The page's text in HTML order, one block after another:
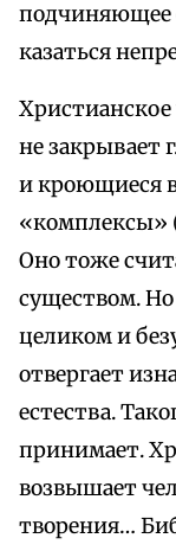
подчиняющее
казаться
Христианское
не закрывает
и кроющиеся
«комплексы»
Оно тоже
существом. Но
целиком и
отвергает
естества.
принимает.
возвышает
творения…